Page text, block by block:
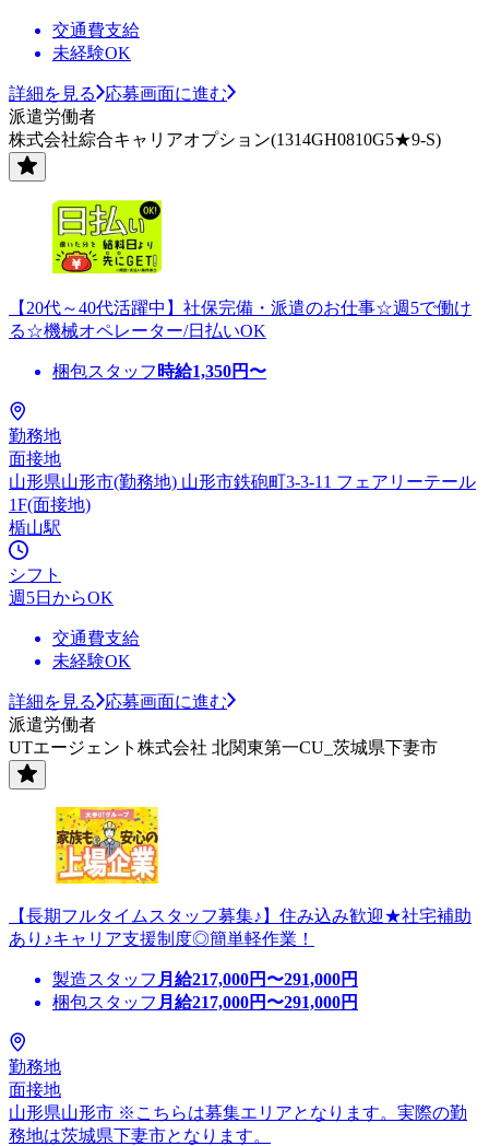
交通費支給
未経験OK
詳細を見る
応募画面に進む
派遣労働者
株式会社綜合キャリアオプション(1314GH0810G5★9-S)
【20代～40代活躍中】社保完備・派遣のお仕事☆週5で働け
る☆機械オペレーター/日払いOK
梱包スタッフ 時給1,350円〜
勤務地
面接地
山形県山形市(勤務地) 山形市鉄砲町3-3-11 フェアリーテール
1F(面接地)
楯山駅
シフト
週5日からOK
交通費支給
未経験OK
詳細を見る
応募画面に進む
派遣労働者
UTエージェント株式会社 北関東第一CU_茨城県下妻市
【長期フルタイムスタッフ募集♪】住み込み歓迎★社宅補助
あり♪キャリア支援制度◎簡単軽作業！
製造スタッフ 月給217,000円〜291,000円
梱包スタッフ 月給217,000円〜291,000円
勤務地
面接地
山形県山形市 ※こちらは募集エリアとなります。実際の勤
務地は茨城県下妻市となります。